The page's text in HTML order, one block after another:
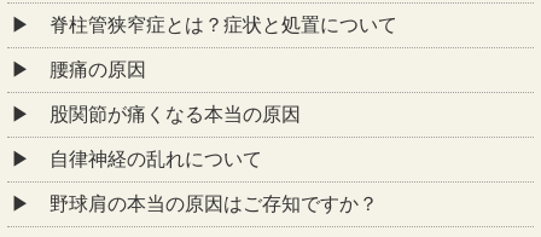
脊柱管狭窄症とは？症状と処置について
腰痛の原因
股関節が痛くなる本当の原因
自律神経の乱れについて
野球肩の本当の原因はご存知ですか？